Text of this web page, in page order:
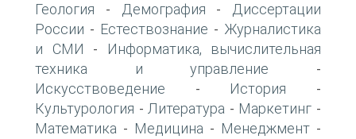
Геология - Демография -
Диссертации
России - Естествознание - Журналистика
и СМИ -
Информатика, вычислительная
техника и управление -
Искусствоведение - История -
Культурология -Литература - Маркетинг -
Математика - Медицина - Менеджмент -